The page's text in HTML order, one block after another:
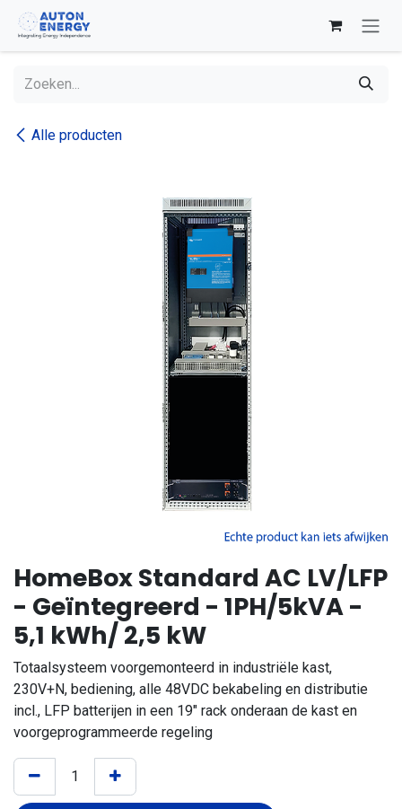
Overslaan naar inhoud
Alle producten
HomeBox Standard AC LV/LFP
- Geïntegreerd - 1PH/5kVA -
5,1 kWh/ 2,5 kW
Totaalsysteem voorgemonteerd in industriële kast,
230V+N, bediening, alle 48VDC bekabeling en distributie
incl., LFP batterijen in een 19" rack onderaan de kast en
voorgeprogrammeerde regeling